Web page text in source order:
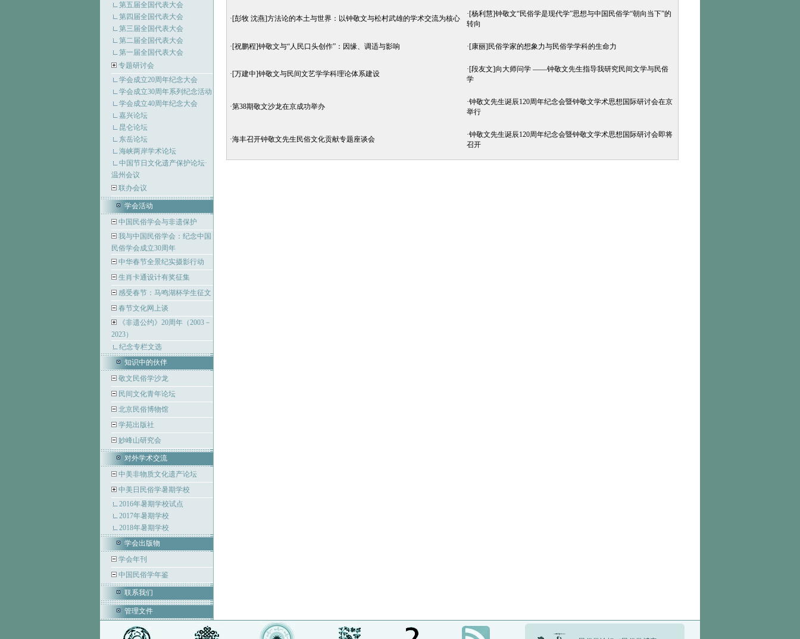
第五届全国代表大会
第四届全国代表大会
第三届全国代表大会
第二届全国代表大会
第一届全国代表大会
专题研讨会
学会成立20周年纪念大会
学会成立30周年系列纪念活动
学会成立40周年纪念大会
嘉兴论坛
昆仑论坛
东岳论坛
海峡两岸学术论坛
中国节日文化遗产保护论坛·
温州会议
联办会议
学会活动
中国民俗学会与非遗保护
我与中国民俗学会：纪念中国
民俗学会成立30周年
中华春节全景纪实摄影行动
生肖卡通设计有奖征集
感受春节：马鸣湖杯学生征文
春节文化网上谈
《非遗公约》20周年（2003－
2023）
纪念专栏文选
知识中的伙伴
敬文民俗学沙龙
民间文化青年论坛
北京民俗博物馆
学苑出版社
妙峰山研究会
对外学术交流
中美非物质文化遗产论坛
中美日民俗学暑期学校
2016年暑期学校试点
2017年暑期学校
2018年暑期学校
学会出版物
学会年刊
中国民俗学年鉴
联系我们
管理文件
·[彭牧 沈燕]方法论的本土与世界：以钟敬文与松村武雄的学术交流为核心
·[杨利慧]钟敬文“民俗学是现代学”思想与中国民俗学“朝向当下”的
转向
·[祝鹏程]钟敬文与“人民口头创作”：因缘、调适与影响 ·[康丽]民俗学家的想象力与民俗学学科的生命力
·[万建中]钟敬文与民间文艺学学科理论体系建设
·[段友文]向大师问学 ——钟敬文先生指导我研究民间文学与民俗
学
·第38期敬文沙龙在京成功举办
·钟敬文先生诞辰120周年纪念会暨钟敬文学术思想国际研讨会在京
举行
·海丰召开钟敬文先生民俗文化贡献专题座谈会
·钟敬文先生诞辰120周年纪念会暨钟敬文学术思想国际研讨会即将
召开